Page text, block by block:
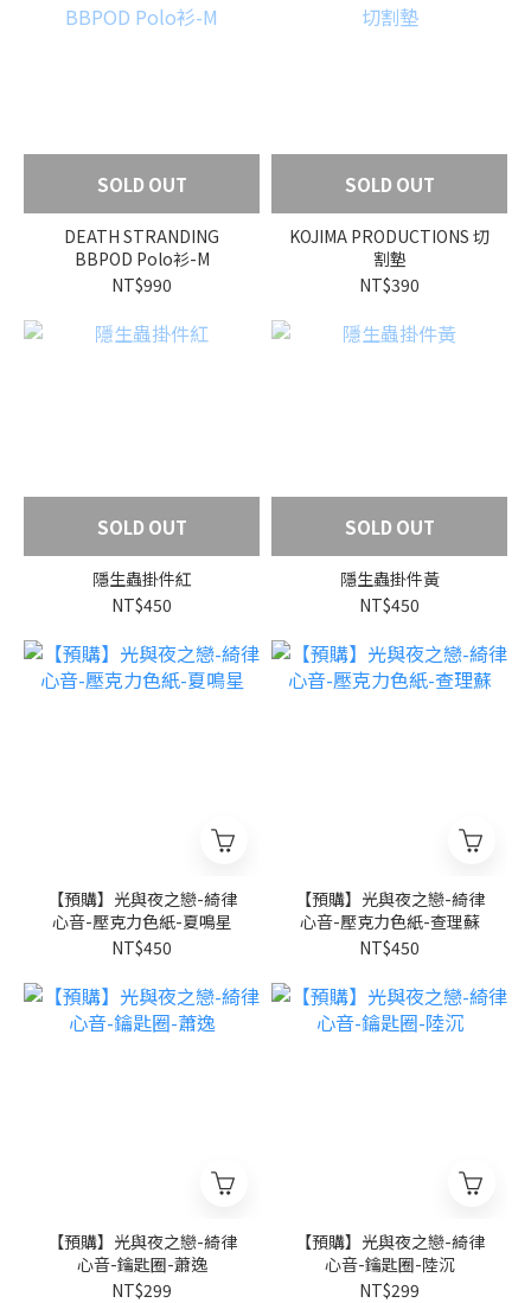
SOLD OUT
DEATH STRANDING
BBPOD Polo衫-M
NT$990
SOLD OUT
KOJIMA PRODUCTIONS 切
割墊
NT$390
SOLD OUT
隱生蟲掛件紅
NT$450
SOLD OUT
隱生蟲掛件黃
NT$450
【預購】光與夜之戀-綺律
心音-壓克力色紙-夏鳴星
NT$450
【預購】光與夜之戀-綺律
心音-壓克力色紙-查理蘇
NT$450
【預購】光與夜之戀-綺律
心音-鑰匙圈-蕭逸
NT$299
【預購】光與夜之戀-綺律
心音-鑰匙圈-陸沉
NT$299